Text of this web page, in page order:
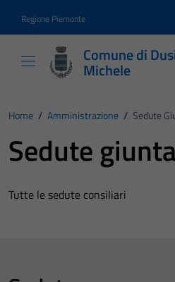
Regione Piemonte
Comune di
Michele
Home / Amministrazione / Sedute
Sedute
Tutte le sedute consiliari